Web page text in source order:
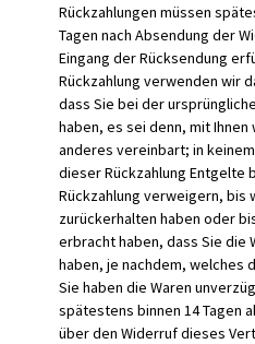
Rückzahlungen müssen
Tagen nach Absendung der
Eingang der Rücksendung
Rückzahlung verwenden wir
dass Sie bei der
haben, es sei denn, mit
anderes vereinbart; in
dieser Rückzahlung Entgelte
Rückzahlung verweigern, bis
zurückerhalten haben oder
erbracht haben, dass Sie die
haben, je nachdem, welches
Sie haben die Waren
spätestens binnen 14 Tagen
über den Widerruf dieses